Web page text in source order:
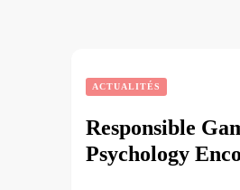
ACTUALITÉS
Responsible
Psychology